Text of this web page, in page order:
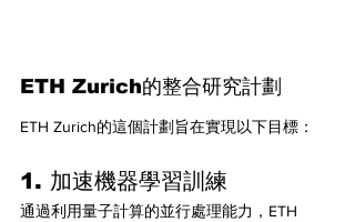
ETH Zurich的整合研究計劃
ETH Zurich的這個計劃旨在實現以下目標：
1. 加速機器學習訓練
通過利用量子計算的並行處理能力，ETH